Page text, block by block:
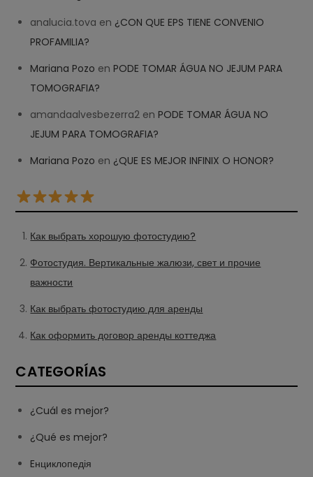
analucia.tova en ¿CON QUE EPS TIENE CONVENIO
PROFAMILIA?
Mariana Pozo enPODE TOMAR ÁGUA NO JEJUM PARA
TOMOGRAFIA?
amandaalvesbezerra2 enPODE TOMAR ÁGUA NO
JEJUM PARA TOMOGRAFIA?
Mariana Pozo en ¿QUE ES MEJOR INFINIX O HONOR?
Как выбрать хорошую фотостудию?
Фотостудия. Вертикальные жалюзи, свет и прочие
важности
Как выбрать фотостудию для аренды
Как оформить договор аренды коттеджа
CATEGORÍAS
¿Cuál es mejor?
¿Qué es mejor?
Eнциклопедія